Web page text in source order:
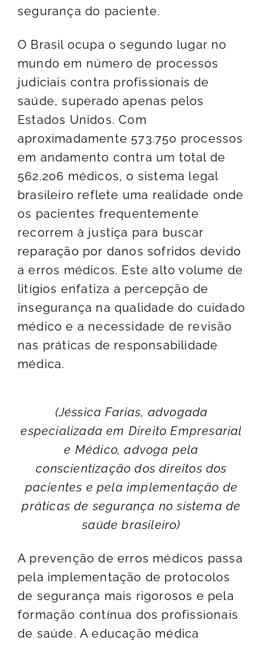
segurança do paciente.
O Brasil ocupa o segundo lugar no
mundo em número de processos
judiciais contra profissionais de
saúde, superado apenas pelos
Estados Unidos. Com
aproximadamente 573.750 processos
em andamento contra um total de
562.206 médicos, o sistema legal
brasileiro reflete uma realidade onde
os pacientes frequentemente
recorrem à justiça para buscar
reparação por danos sofridos devido
a erros médicos. Este alto volume de
litígios enfatiza a percepção de
insegurança na qualidade do cuidado
médico e a necessidade de revisão
nas práticas de responsabilidade
médica.
(Jéssica Farias, advogada
especializada em Direito Empresarial
e Médico, advoga pela
conscientização dos direitos dos
pacientes e pela implementação de
práticas de segurança no sistema de
saúde brasileiro)
A prevenção de erros médicos passa
pela implementação de protocolos
de segurança mais rigorosos e pela
formação contínua dos profissionais
de saúde. A educação médica